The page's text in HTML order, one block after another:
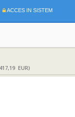
ACCES IN SISTEM
EUR)